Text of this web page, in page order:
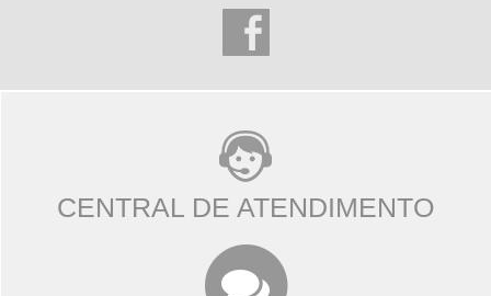
CENTRAL DE ATENDIMENTO